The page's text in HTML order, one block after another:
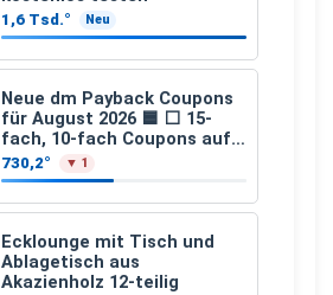
1,6 Tsd.° Neu
Neue dm Payback Coupons
für August 2026 🟦 ⬜ 15-
fach, 10-fach Coupons auf
den gesamten Einkauf ab 2
€
730,2° ▼ 1
Ecklounge mit Tisch und
Ablagetisch aus
Akazienholz 12-teilig